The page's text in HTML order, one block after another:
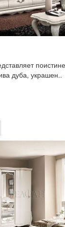
дуба, украшен..